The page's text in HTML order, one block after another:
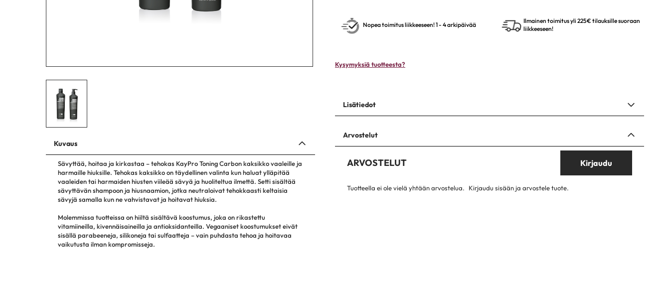
Kuvaus
Sävyttää, hoitaa ja kirkastaa – tehokas KayPro Toning Carbon kaksikko vaaleille ja
harmaille hiuksille. Tehokas kaksikko on täydellinen valinta kun haluat ylläpitää
vaaleiden tai harmaiden hiusten viileää sävyä ja huoliteltua ilmettä. Setti sisältää
sävyttävän shampoon ja hiusnaamion, jotka neutraloivat tehokkaasti keltaisia
sävyjä samalla kun ne vahvistavat ja hoitavat hiuksia.
Molemmissa tuotteissa on hiiltä sisältävä koostumus, joka on rikastettu
vitamiineilla, kivennäisaineilla ja antioksidanteilla. Vegaaniset koostumukset eivät
sisällä parabeeneja, silikoneja tai sulfaatteja – vain puhdasta tehoa ja hoitavaa
vaikutusta ilman kompromisseja.
Nopea toimitus liikkeeseen! 1 - 4 arkipäivää
Ilmainen toimitus yli 225€ tilauksille suoraan
liikkeeseen!
Kysymyksiä tuotteesta?
Lisätiedot
Arvostelut
ARVOSTELUT Kirjaudu
Tuotteella ei ole vielä yhtään arvostelua. Kirjaudu sisään ja arvostele tuote.